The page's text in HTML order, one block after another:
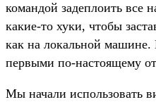
командой задеплоить все
какие-то хуки, чтобы
как на локальной
первыми по-настоящему
Мы начали использовать